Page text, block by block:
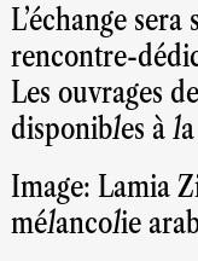
L’échange
rencontre-
Les ouvrages
disponibles à
Image: Lamia
mélancolie